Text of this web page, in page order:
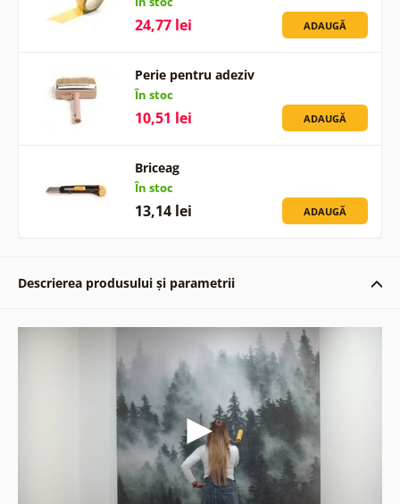
24,77 lei ADAUGĂ
Perie pentru adeziv
În stoc
10,51 lei ADAUGĂ
Briceag
În stoc
13,14 lei ADAUGĂ
Descrierea produsului și parametrii